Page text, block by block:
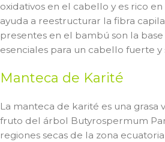
oxidativos en el cabello y es rico
ayuda a reestructurar la fibra
presentes en el bambú son la
esenciales para un cabello fuerte y
Manteca de Karité
La manteca de karité es una grasa
fruto del árbol Butyrospermum
regiones secas de la zona